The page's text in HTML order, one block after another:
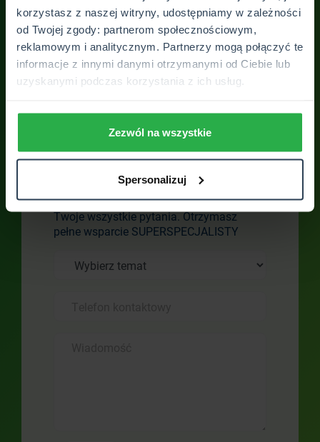
korzystasz z naszej witryny, udostępniamy w zależności
od Twojej zgody: partnerom społecznościowym,
reklamowym i analitycznym. Partnerzy mogą połączyć te
informacje z innymi danymi otrzymanymi od Ciebie lub
uzyskanymi podczas korzystania z ich usług.
Zezwól na wszystkie
Spersonalizuj
Skontaktuj się z
placówką
Skontaktuj się z nami. Odpowiemy na
Twoje wszystkie pytania. Otrzymasz
pełne wsparcie SUPERSPECJALISTY